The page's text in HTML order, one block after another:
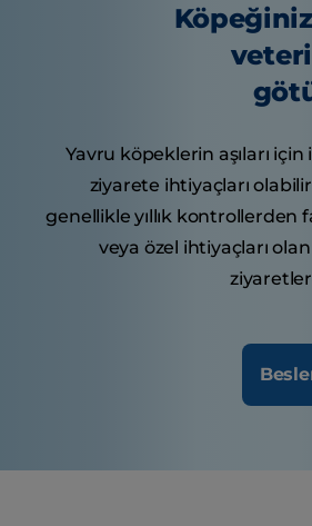
Yavru köpeklerin aşıları için
ziyarete ihtiyaçları
genellikle yıllık kontrollerden
veya özel ihtiyaçları